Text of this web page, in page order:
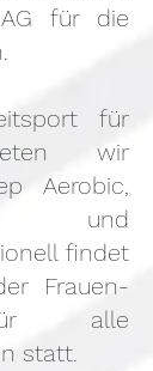
für die
für
wir
Aerobic,
und
findet
Frauen-
alle
statt.